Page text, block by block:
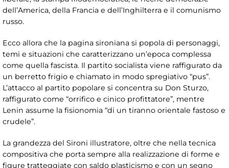
dell’America, della Francia e dell’Inghilterra e il comunismo
russo.
Ecco allora che la pagina sironiana si popola di personaggi,
temi e situazioni che caratterizzano un’epoca complessa
come quella fascista. Il partito socialista viene raffigurato da
un berretto frigio e chiamato in modo spregiativo “pus”.
L’attacco al partito popolare si concentra su Don Sturzo,
raffigurato come “orrifico e cinico profittatore”, mentre
Lenin assume la fisionomia “di un tiranno orientale fastoso e
crudele”.
La grandezza del Sironi illustratore, oltre che nella tecnica
compositiva che porta sempre alla realizzazione di forme e
figure tratteggiate con saldo plasticismo e con un segno